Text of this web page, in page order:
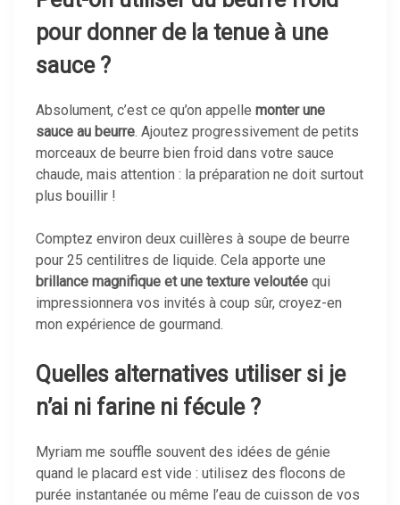
pour donner de la tenue à une
sauce ?
Absolument, c’est ce qu’on appelle monter une
sauce au beurre. Ajoutez progressivement de petits
morceaux de beurre bien froid dans votre sauce
chaude, mais attention : la préparation ne doit surtout
plus bouillir !
Comptez environ deux cuillères à soupe de beurre
pour 25 centilitres de liquide. Cela apporte une
brillance magnifique et une texture veloutée qui
impressionnera vos invités à coup sûr, croyez-en
mon expérience de gourmand.
Quelles alternatives utiliser si je
n’ai ni farine ni fécule ?
Myriam me souffle souvent des idées de génie
quand le placard est vide : utilisez des flocons de
purée instantanée ou même l’eau de cuisson de vos